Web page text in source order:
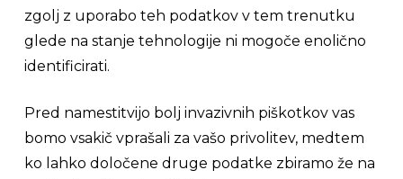
zgolj z uporabo teh podatkov v tem trenutku
glede na stanje tehnologije ni mogoče enolično
identificirati.
Pred namestitvijo bolj invazivnih piškotkov vas
bomo vsakič vprašali za vašo privolitev, medtem
ko lahko določene druge podatke zbiramo že na